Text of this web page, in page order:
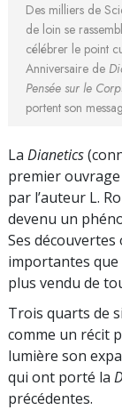
Des milliers de
de loin se
célébrer le point
Anniversaire de
Pensée sur le
portent son
La Dianetics
premier
par l’auteur L.
devenu un
Ses
importantes
plus vendu de
Trois quarts de
comme un récit
lumière son
qui ont porté la
précédentes.